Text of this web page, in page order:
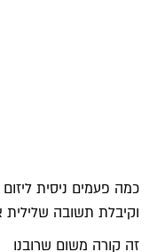
כמה פעמים ניסית
וקיבלת תשובה
זה קורה משום שרובנו